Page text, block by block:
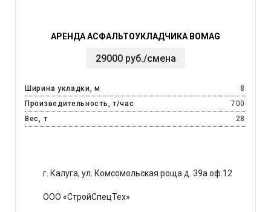
АРЕНДА АСФАЛЬТОУКЛАДЧИКА BOMAG
29000 руб./смена
Ширина укладки, м
8
Производительность, т/час
700
Вес, т
28
г. Калуга, ул. Комсомольская роща д. 39а оф.12
ООО «СтройСпецТех»